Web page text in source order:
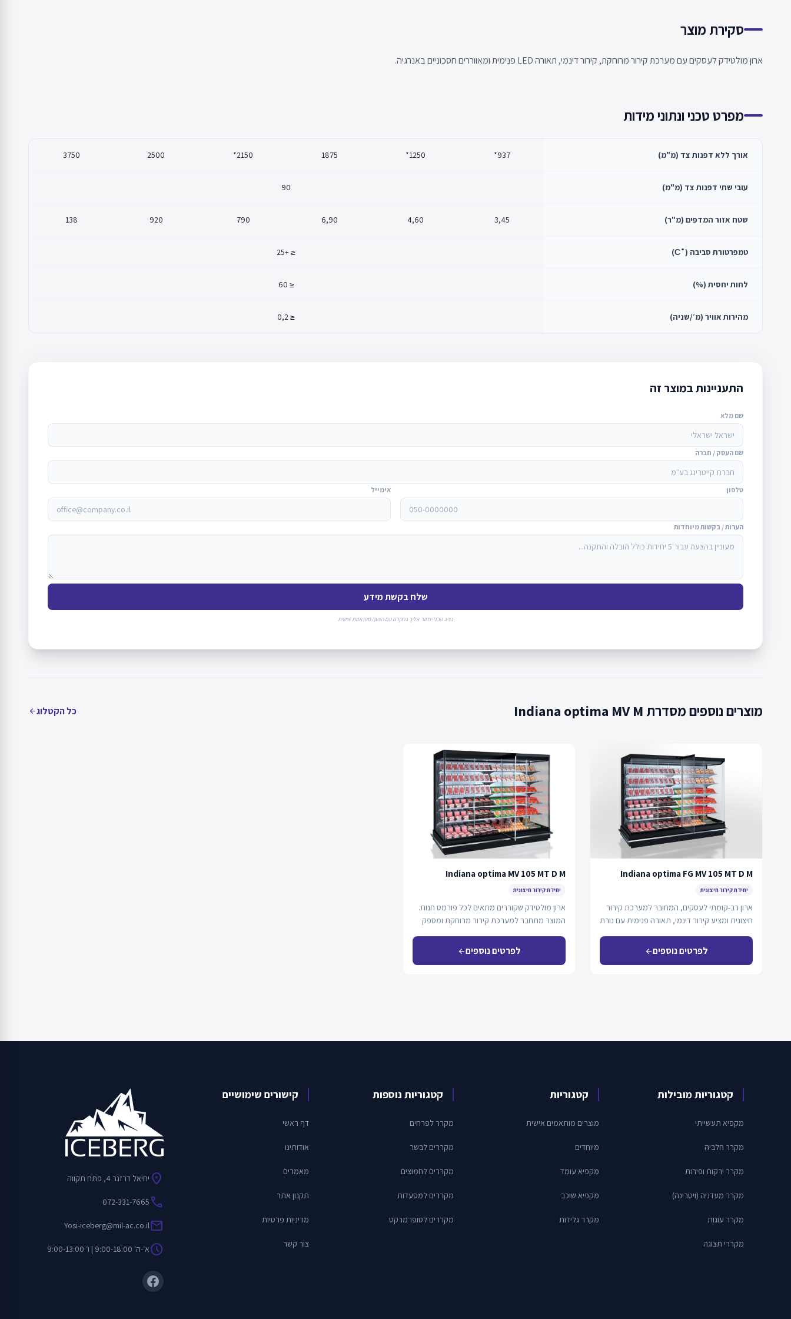
סקירת מוצר
ארון מולטידק לעסקים עם מערכת קירור מרוחקת, קירור דינמי, תאורה LED פנימית ומאווררים חסכוניים באנרגיה.
מפרט טכני ונתוני מידות
אורך ללא דפנות צד (מ"מ) 937*
1250*
1875
2150*
2500
3750
עובי שתי דפנות צד (מ"מ) 90
שטח אזור המדפים (מ"ר) 3,45
4,60
6,90
790
920
138
טמפרטורת סביבה (˚С) ≤ +25
לחות יחסית (%) ≤ 60
מהירות אוויר (מ׳/שניה) ≤ 0,2
התעניינות במוצר זה
שם מלא
שם העסק / חברה
טלפון אימייל
הערות / בקשות מיוחדות
שלח בקשת מידע
נציג טכני יחזור אליך בהקדם עם הצעה מותאמת אישית
מוצרים נוספים מסדרת Indiana optima MV M כל הקטלוגarrow_back
Indiana optima FG MV 105 MT D M
יחידת קירור חיצונית
ארון רב-קומתי לעסקים, המחובר למערכת קירור
חיצונית ומציע קירור דינמי, תאורה פנימית עם נורת
לפרטים נוספיםarrow_back
Indiana optima MV 105 MT D M
יחידת קירור חיצונית
ארון מולטידק שקוררים מתאים לכל פורמט חנות.
המוצר מתחבר למערכת קירור מרוחקת ומספק
לפרטים נוספיםarrow_back
קטגוריות מובילות
מקפיא תעשייתי
מקרר חלביה
מקרר ירקות ופירות
מקרר מעדניה (ויטרינה)
מקרר עוגות
מקררי תצוגה
קטגוריות
מוצרים מותאמים אישית
מיוחדים
מקפיא עומד
מקפיא שוכב
מקרר גלידות
קטגוריות נוספות
מקרר לפרחים
מקררים לבשר
מקררים לחמוצים
מקררים למסעדות
מקררים לסופרמרקט
קישורים שימושיים
דף ראשי
אודותינו
מאמרים
תקנון אתר
מדיניות פרטיות
צור קשר
location_on יחיאל דרזנר 4, פתח תקווה
call
072-331-7665
mail
Yosi-iceberg@mil-ac.co.il
scheduleא׳-ה׳ 9:00-18:00 | ו׳ 9:00-13:00